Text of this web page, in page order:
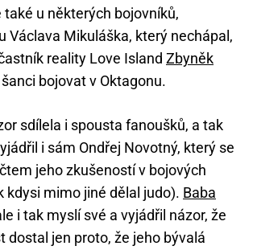
také u některých bojovníků,
Václava Mikuláška, který nechápal,
reality Love Island Zbyněk
bojovat v Oktagonu.
sdílela i spousta fanoušků, a tak
i sám Ondřej Novotný, který se
jeho zkušeností v bojových
kdysi mimo jiné dělal judo). Baba
i tak myslí své a vyjádřil názor, že
dostal jen proto, že jeho bývalá